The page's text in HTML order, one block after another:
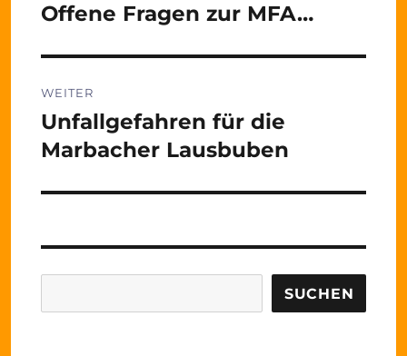
Vorheriger
Offene Fragen zur MFA…
WEITER
Nächster
Beitrag:
Unfallgefahren für die
Marbacher Lausbuben
SUCHEN